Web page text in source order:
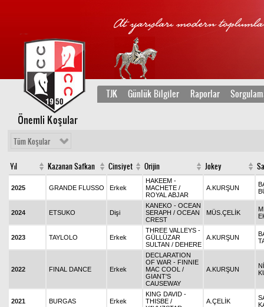
TJK Günlük Bilgiler Raporlar
Önemli Koşular
Tüm Koşular
Yıl Kazanan Safkan Cinsiyet Orijin Jokey
2025 GRANDE FLUSSO Erkek
HAKEEM -
MACHETE /
ROYAL ABJAR
A.KURŞUN
2024 ETSUKO Dişi
KANEKO - OCEAN
SERAPH / OCEAN
CREST
MÜS.ÇELİK
2023 TAYLOLO Erkek
THREE VALLEYS -
GÜLLÜZAR
SULTAN / DEHERE
A.KURŞUN
2022 FINAL DANCE Erkek
DECLARATION
OF WAR - FINNIE
MAC COOL /
GIANT'S
CAUSEWAY
A.KURŞUN
2021 BURGAS Erkek
KING DAVID -
THISBE /
A.ÇELİK